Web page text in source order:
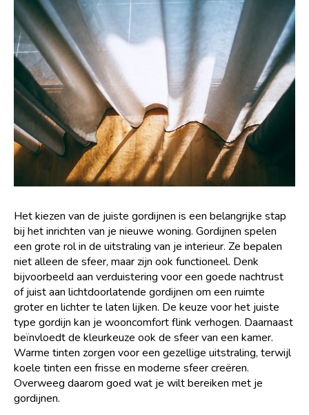
Niet gecategoriseerd 2 februari 2026
Slimme verpakkingen voor
eten en drinken op het
terras
Lees meer nieuws
Hoe kartonnen dozen helpen
bij veilig plantentransport
Niet gecategoriseerd 2 februari 2026
Slimme verpakkingen voor
eten en drinken op het
terras
Lees meer nieuws
Het kiezen van de juiste gordijnen is een belangrijke stap
bij het inrichten van je nieuwe woning. Gordijnen spelen
een grote rol in de uitstraling van je interieur. Ze bepalen
niet alleen de sfeer, maar zijn ook functioneel. Denk
bijvoorbeeld aan verduistering voor een goede nachtrust
of juist aan lichtdoorlatende gordijnen om een ruimte
groter en lichter te laten lijken. De keuze voor het juiste
type gordijn kan je wooncomfort flink verhogen. Daarnaast
beïnvloedt de kleurkeuze ook de sfeer van een kamer.
Warme tinten zorgen voor een gezellige uitstraling, terwijl
koele tinten een frisse en moderne sfeer creëren.
Overweeg daarom goed wat je wilt bereiken met je
gordijnen.